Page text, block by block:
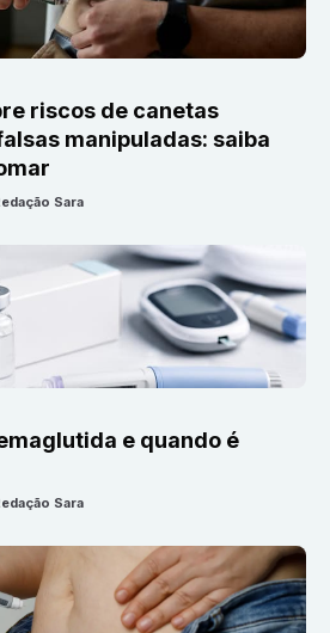
riscos de canetas
manipuladas: saiba
Sara
e quando é
Sara